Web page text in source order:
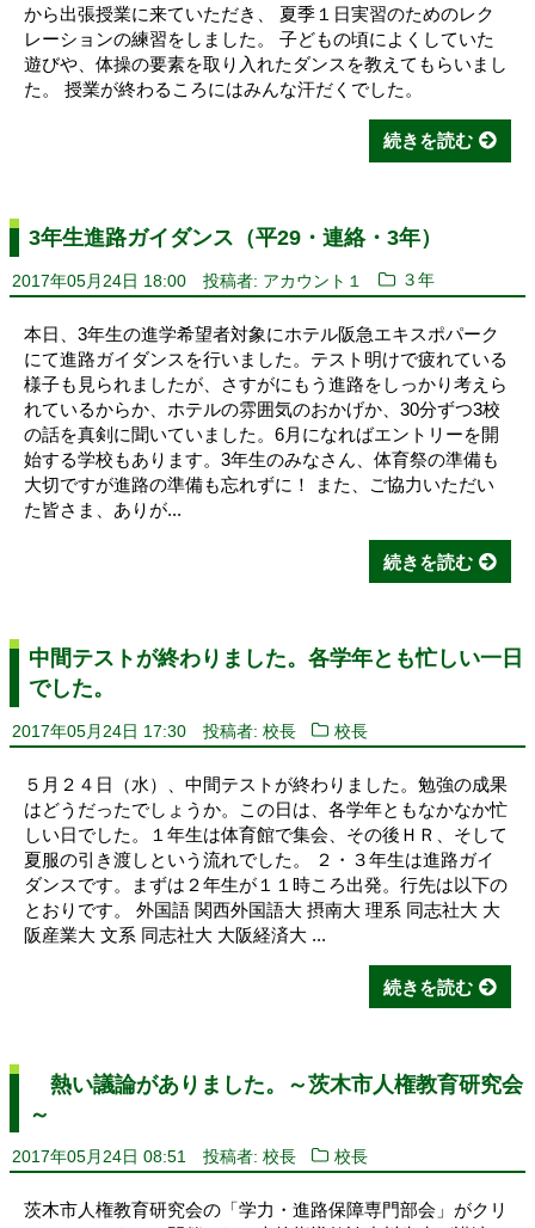
から出張授業に来ていただき、 夏季１日実習のためのレク
レーションの練習をしました。 子どもの頃によくしていた
遊びや、体操の要素を取り入れたダンスを教えてもらいまし
た。 授業が終わるころにはみんな汗だくでした。
続きを読む
3年生進路ガイダンス（平29・連絡・3年）
2017年05月24日 18:00 投稿者: アカウント１ ３年
本日、3年生の進学希望者対象にホテル阪急エキスポパーク
にて進路ガイダンスを行いました。テスト明けで疲れている
様子も見られましたが、さすがにもう進路をしっかり考えら
れているからか、ホテルの雰囲気のおかげか、30分ずつ3校
の話を真剣に聞いていました。6月になればエントリーを開
始する学校もあります。3年生のみなさん、体育祭の準備も
大切ですが進路の準備も忘れずに！ また、ご協力いただい
た皆さま、ありが...
続きを読む
中間テストが終わりました。各学年とも忙しい一日
でした。
2017年05月24日 17:30 投稿者: 校長 校長
５月２４日（水）、中間テストが終わりました。勉強の成果
はどうだったでしょうか。この日は、各学年ともなかなか忙
しい日でした。１年生は体育館で集会、その後ＨＲ、そして
夏服の引き渡しという流れでした。 ２・３年生は進路ガイ
ダンスです。まずは２年生が１１時ころ出発。行先は以下の
とおりです。 外国語 関西外国語大 摂南大 理系 同志社大 大
阪産業大 文系 同志社大 大阪経済大 ...
続きを読む
熱い議論がありました。～茨木市人権教育研究会
～
2017年05月24日 08:51 投稿者: 校長 校長
茨木市人権教育研究会の「学力・進路保障専門部会」がクリ